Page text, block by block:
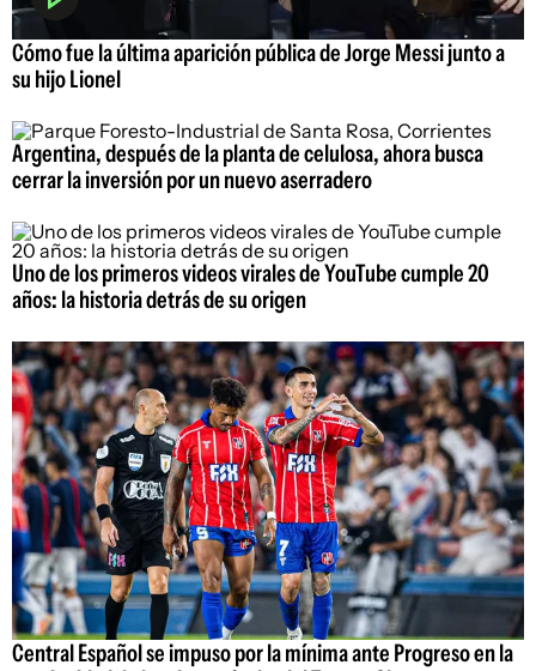
Cómo fue la última aparición pública de Jorge Messi junto a
su hijo Lionel
Argentina, después de la planta de celulosa, ahora busca
cerrar la inversión por un nuevo aserradero
Uno de los primeros videos virales de YouTube cumple 20
años: la historia detrás de su origen
Central Español se impuso por la mínima ante Progreso en la